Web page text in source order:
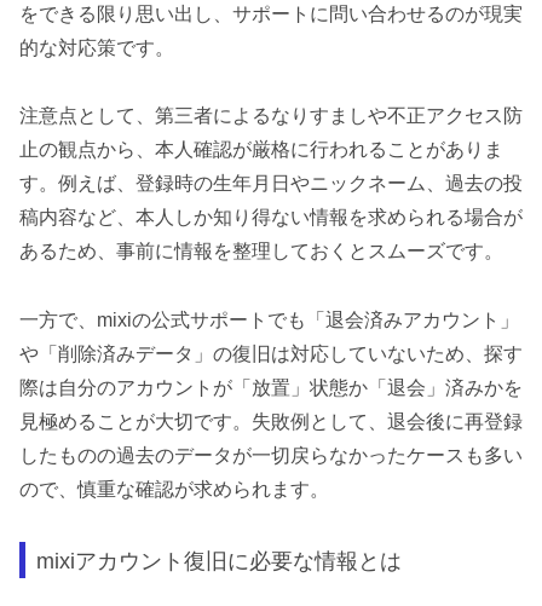
をできる限り思い出し、サポートに問い合わせるのが現実
的な対応策です。
注意点として、第三者によるなりすましや不正アクセス防
止の観点から、本人確認が厳格に行われることがありま
す。例えば、登録時の生年月日やニックネーム、過去の投
稿内容など、本人しか知り得ない情報を求められる場合が
あるため、事前に情報を整理しておくとスムーズです。
一方で、mixiの公式サポートでも「退会済みアカウント」
や「削除済みデータ」の復旧は対応していないため、探す
際は自分のアカウントが「放置」状態か「退会」済みかを
見極めることが大切です。失敗例として、退会後に再登録
したものの過去のデータが一切戻らなかったケースも多い
ので、慎重な確認が求められます。
mixiアカウント復旧に必要な情報とは